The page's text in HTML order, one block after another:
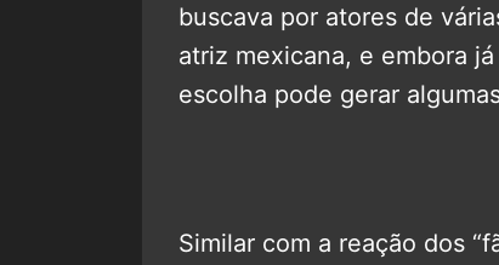
buscava por atores de
atriz mexicana, e embora
escolha pode gerar
Similar com a reação dos